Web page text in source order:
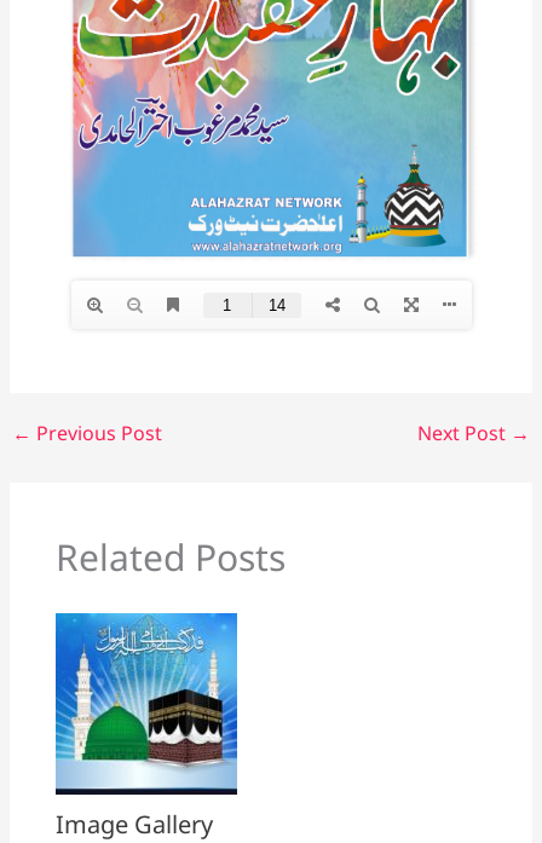
← Previous Post Next Post →
Related Posts
Image Gallery